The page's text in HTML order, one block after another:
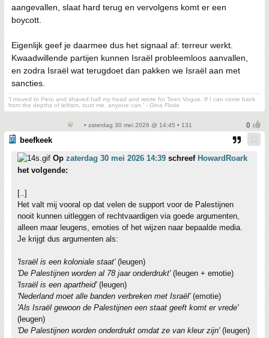
aangevallen, slaat hard terug en vervolgens komt er een
boycott.
Eigenlijk geef je daarmee dus het signaal af: terreur werkt.
Kwaadwillende partijen kunnen Israël probleemloos aanvallen,
en zodra Israël wat terugdoet dan pakken we Israël aan met
sancties.
'I moved to Peru and shaved half my head and wrote for Teen Vogue. If I can come back
from the depths of leftism, trust me, anyone can.' - Gina Florio
• zaterdag 30 mei 2026 @ 14:45 • 131
beefkeek
Op zaterdag 30 mei 2026 14:39 schreef HowardRoark
het volgende:
[..]
Het valt mij vooral op dat velen de support voor de Palestijnen
nooit kunnen uitleggen of rechtvaardigen via goede argumenten,
alleen maar leugens, emoties of het wijzen naar bepaalde media.
Je krijgt dus argumenten als:
'Israël is een koloniale staat'(leugen)
'De Palestijnen worden al 78 jaar onderdrukt'(leugen + emotie)
'Israël is een apartheid' (leugen)
'Nederland moet alle banden verbreken met Israël'(emotie)
'Als Israël gewoon de Palestijnen een staat geeft komt er vrede'
(leugen)
'De Palestijnen worden onderdrukt omdat ze van kleur zijn' (leugen)